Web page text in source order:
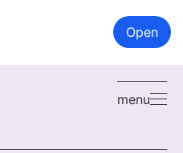
Open
menu